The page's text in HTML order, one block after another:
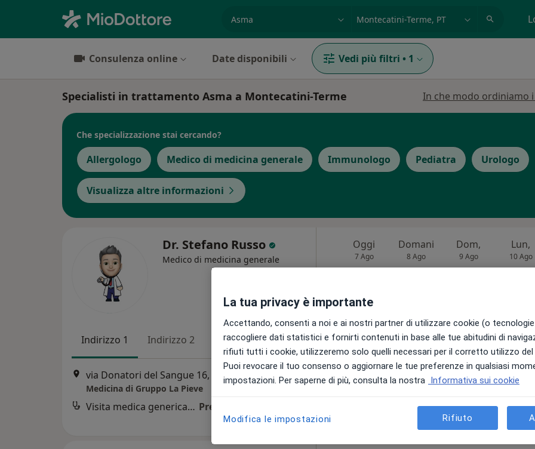
Consulenza online Date disponibili Vedi più filtri • 1
Specialisti in trattamento Asma a Montecatini-Terme In che modo ordiniamo
Che specializzazione stai cercando?
Allergologo Medico di medicina generale Immunologo Pediatra Urologo
Visualizza altre informazioni
Dr. Stefano Russo
Medico di medicina generale
Indirizzo 1 Indirizzo 2
via Donatori del Sangue 16, Pieve a Nievole Mappa
Medicina di Gruppo La Pieve
Visita medica generica in CONVENZIONE Prezzo non disponibile
Oggi
7 Ago
Domani
8 Ago
Dom,
9 Ago
Lun,
10 Ago
Non ci sono agende disponibili!
Chiedi di attivare le prenotazioni online
La tua privacy è importante
Accettando, consenti a noi e ai nostri partner di utilizzare cookie (o
raccogliere dati statistici e fornirti contenuti in base alle tue abitudini di
rifiuti tutti i cookie, utilizzeremo solo quelli necessari per il corretto utilizzo
Puoi revocare il tuo consenso o aggiornare le tue preferenze in qualsiasi
impostazioni. Per saperne di più, consulta la nostra Informativa sui cookie
Modifica le impostazioni Rifiuto